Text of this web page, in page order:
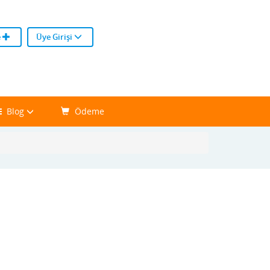
Üye Girişi
Blog Ödeme